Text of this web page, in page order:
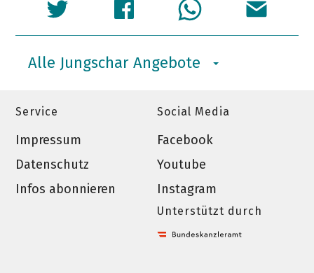
Alle Jungschar Angebote
Service
Impressum
Datenschutz
Infos abonnieren
Social Media
Facebook
Youtube
Instagram
Unterstützt durch